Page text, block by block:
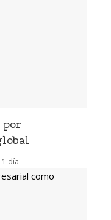
por
1 día